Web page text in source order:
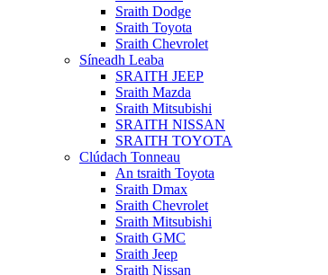
Sraith Dodge
Sraith Toyota
Sraith Chevrolet
Síneadh Leaba
SRAITH JEEP
Sraith Mazda
Sraith Mitsubishi
SRAITH NISSAN
SRAITH TOYOTA
Clúdach Tonneau
An tsraith Toyota
Sraith Dmax
Sraith Chevrolet
Sraith Mitsubishi
Sraith GMC
Sraith Jeep
Sraith Nissan